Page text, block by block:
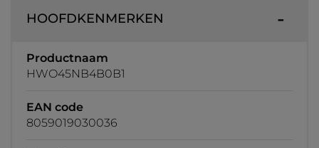
HOOFDKENMERKEN
Productnaam
HWO45NB4B0B1
EAN code
8059019030036